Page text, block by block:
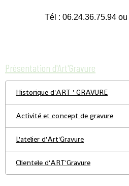
Tél : 06.24.36.75.94
Présentation d'Art'Gravure
Historique d'ART ' GRAVURE
Activité et concept de gravure
L'atelier d'Art'Gravure
Clientele d'ART'Gravure